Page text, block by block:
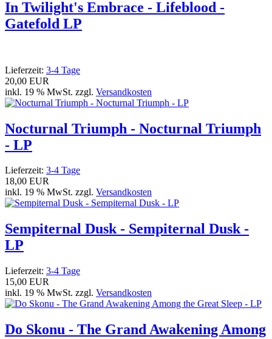
In Twilight's Embrace - Lifeblood -
Gatefold LP
Lieferzeit: 3-4 Tage
20,00 EUR
inkl. 19 % MwSt. zzgl. Versandkosten
Nocturnal Triumph - Nocturnal Triumph
- LP
Lieferzeit: 3-4 Tage
18,00 EUR
inkl. 19 % MwSt. zzgl. Versandkosten
Sempiternal Dusk - Sempiternal Dusk -
LP
Lieferzeit: 3-4 Tage
15,00 EUR
inkl. 19 % MwSt. zzgl. Versandkosten
Do Skonu - The Grand Awakening Among